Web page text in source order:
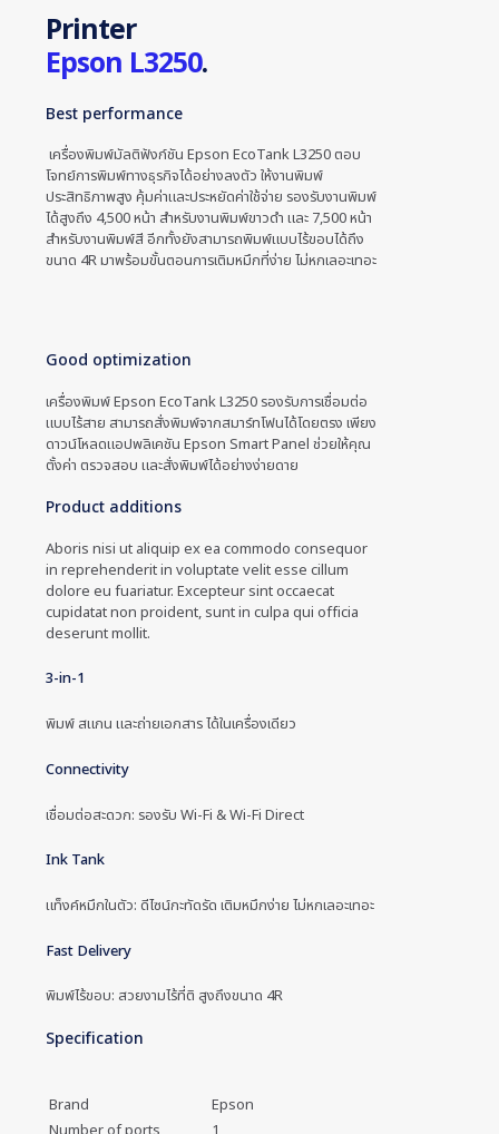
Printer
Epson L3250.
Best performance
เครื่องพิมพ์มัลติฟังก์ชัน Epson EcoTank L3250 ตอบ
โจทย์การพิมพ์ทางธุรกิจได้อย่างลงตัว ให้งานพิมพ์
ประสิทธิภาพสูง คุ้มค่าและประหยัดค่าใช้จ่าย รองรับงานพิมพ์
ได้สูงถึง 4,500 หน้า สำหรับงานพิมพ์ขาวดำ และ 7,500 หน้า
สำหรับงานพิมพ์สี อีกทั้งยังสามารถพิมพ์แบบไร้ขอบได้ถึง
ขนาด 4R มาพร้อมขั้นตอนการเติมหมึกที่ง่าย ไม่หกเลอะเทอะ
Good optimization
เครื่องพิมพ์ Epson EcoTank L3250 รองรับการเชื่อมต่อ
แบบไร้สาย สามารถสั่งพิมพ์จากสมาร์ทโฟนได้โดยตรง เพียง
ดาวน์โหลดแอปพลิเคชัน Epson Smart Panel ช่วยให้คุณ
ตั้งค่า ตรวจสอบ และสั่งพิมพ์ได้อย่างง่ายดาย
Product additions
Aboris nisi ut aliquip ex ea commodo consequor
in reprehenderit in voluptate velit esse cillum
dolore eu fuariatur. Excepteur sint occaecat
cupidatat non proident, sunt in culpa qui officia
deserunt mollit.
3-in-1
พิมพ์ สแกน และถ่ายเอกสาร ได้ในเครื่องเดียว
Connectivity
เชื่อมต่อสะดวก: รองรับ Wi-Fi & Wi-Fi Direct
Ink Tank
แท็งค์หมึกในตัว: ดีไซน์กะทัดรัด เติมหมึกง่าย ไม่หกเลอะเทอะ
Fast Delivery
พิมพ์ไร้ขอบ: สวยงามไร้ที่ติ สูงถึงขนาด 4R
Specification
Brand
Epson